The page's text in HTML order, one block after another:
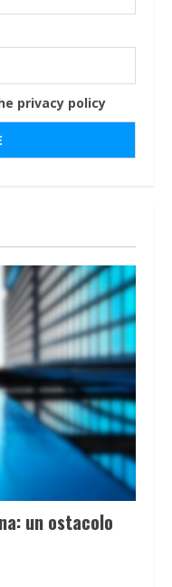
privacy policy
un ostacolo